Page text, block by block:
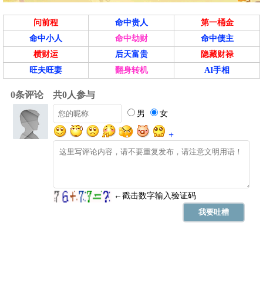
问前程 命中贵人
第一桶金
命中小人
命中劫财
命中债主
横财运
后天富贵
隐藏财禄
旺夫旺妻
翻身转机 AI手相